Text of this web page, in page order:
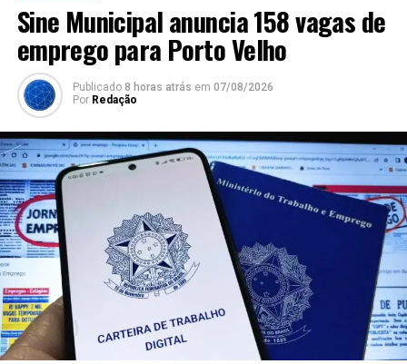
Sine Municipal anuncia 158 vagas de
emprego para Porto Velho
Publicado 8 horas atrás em 07/08/2026
Por Redação